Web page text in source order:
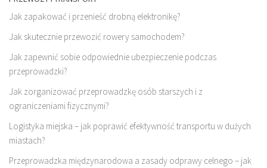
Jak zapakować i przenieść drobną elektronikę?
Jak skutecznie przewozić rowery samochodem?
Jak zapewnić sobie odpowiednie ubezpieczenie podczas
przeprowadzki?
Jak zorganizować przeprowadzkę osób starszych i z
ograniczeniami fizycznymi?
Logistyka miejska – jak poprawić efektywność transportu w dużych
miastach?
Przeprowadzka międzynarodowa a zasady odprawy celnego – jak